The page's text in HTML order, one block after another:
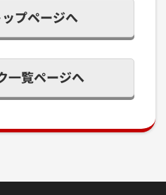
プページへ
一覧ページへ